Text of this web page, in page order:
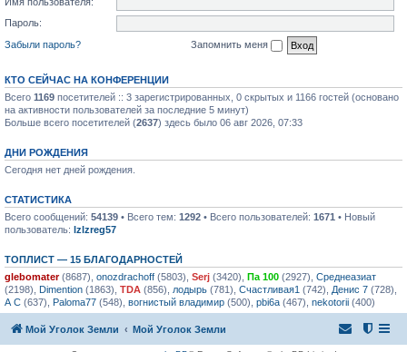
Пароль:
Забыли пароль?
Запомнить меня
КТО СЕЙЧАС НА КОНФЕРЕНЦИИ
Всего 1169 посетителей :: 3 зарегистрированных, 0 скрытых и 1166 гостей (основано
на активности пользователей за последние 5 минут)
Больше всего посетителей (2637) здесь было 06 авг 2026, 07:33
ДНИ РОЖДЕНИЯ
Сегодня нет дней рождения.
СТАТИСТИКА
Всего сообщений: 54139 • Всего тем: 1292 • Всего пользователей: 1671 • Новый
пользователь: lzlzreg57
ТОПЛИСТ — 15 БЛАГОДАРНОСТЕЙ
glebomater(8687), onozdrachoff (5803), Serj (3420), Па 100 (2927), Среднеазиат
(2198), Dimention (1863), TDA (856), лодырь (781), Счастливая1 (742), Денис 7 (728),
А С (637), Paloma77 (548), вогнистый владимир (500), pbi6a (467), nekotorii (400)
Мой Уголок Земли Мой Уголок Земли